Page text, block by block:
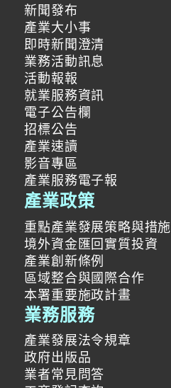
新聞發布
產業大小事
即時新聞澄清
業務活動訊息
活動報報
就業服務資訊
電子公告欄
招標公告
產業速讀
影音專區
產業服務電子報
產業政策
重點產業發展策略與措施
境外資金匯回實質投資
產業創新條例
區域整合與國際合作
本署重要施政計畫
業務服務
產業發展法令規章
政府出版品
業者常見問答